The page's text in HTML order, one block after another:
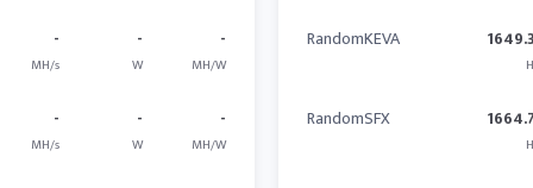
-
MH/s
-
W
-
MH/W
-
MH/s
-
W
-
MH/W
RandomKEVA
RandomSFX